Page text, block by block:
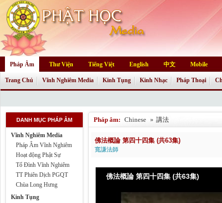
Pháp Âm Thư Viện Tiếng Việt English 中文 Mobile
Trang Chủ Vĩnh Nghiêm Media Kinh Tụng Kinh Nhạc Pháp Thoại
DANH MỤC PHÁP ÂM
Vĩnh Nghiêm Media
Pháp Âm Vĩnh Nghiêm
Hoạt động Phật Sự
Tổ Đình Vĩnh Nghiêm
TT Phiên Dịch PGQT
Chùa Long Hưng
Kinh Tụng
Pháp âm: Chinese » 講法
佛法概論 第四十四集 (共63集)
寬謙法師
佛法概論 第四十四集 (共63集)